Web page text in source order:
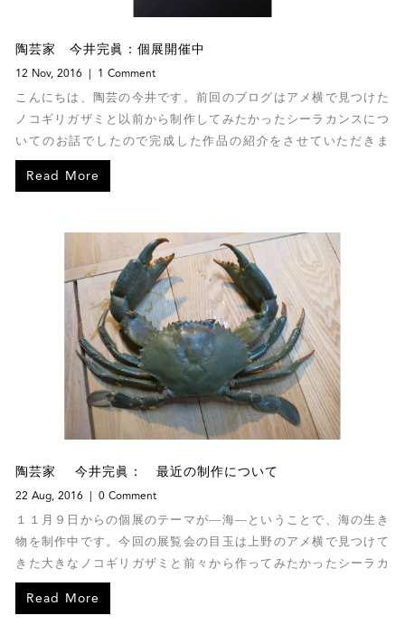
陶芸家 今井完眞：個展開催中
12 Nov, 2016 1 Comment
こんにちは、陶芸の今井です。前回のブログはアメ横で見つけた
ノコギリガザミと以前から制作してみたかったシーラカンスにつ
いてのお話でしたので完成した作品の紹介をさせていただきま
す。
Read More
陶芸家 今井完眞： 最近の制作について
22 Aug, 2016 0 Comment
１１月９日からの個展のテーマが―海―ということで、海の生き
物を制作中です。今回の展覧会の目玉は上野のアメ横で見つけて
きた大きなノコギリガザミと前々から作ってみたかったシーラカ
ンスです。
Read More